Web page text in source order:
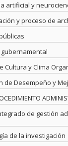
artificial y
y proceso de
Cultura y Clima
de Desempeño y
de gestión
de la investigación